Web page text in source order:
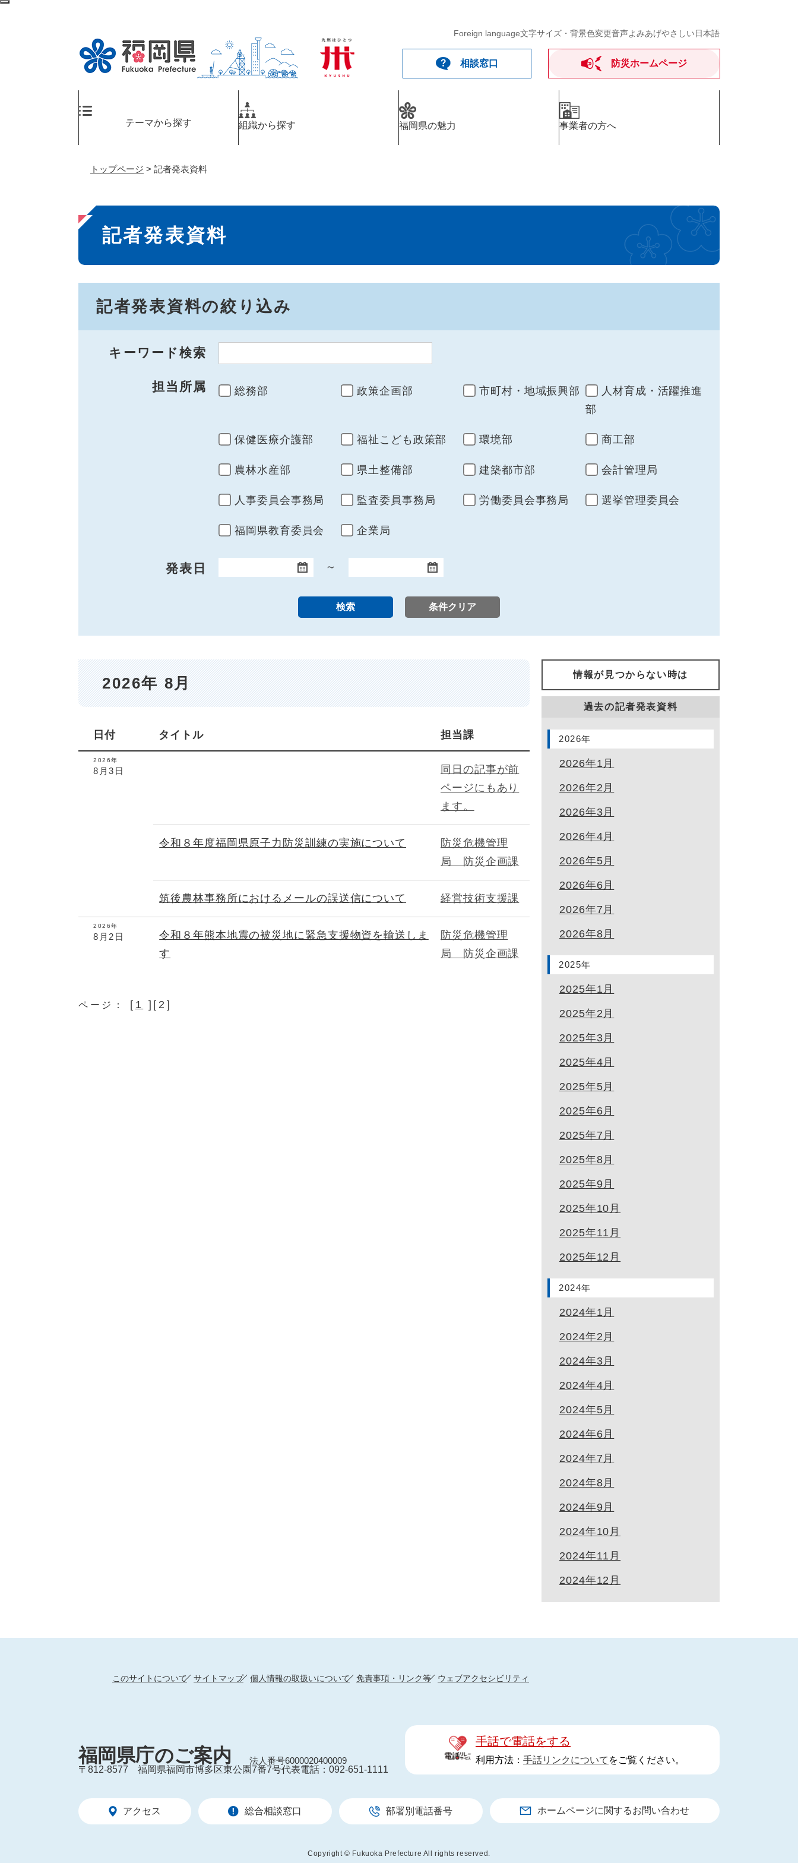
ペ
メ
Foreign language文字サイズ・背景色変更音声よみあげやさしい日本語
相談窓口 防災ホームページ
テーマから探す 組織から探す 福岡県の魅力 事業者の方へ
トップページ > 記者発表資料
本
文
記者発表資料
記者発表資料の絞り込み
キーワード検索
担当所属 総務部 政策企画部 市町村・地域振興部
人材育成・活躍推進
部
保健医療介護部 福祉こども政策部 環境部 商工部
農林水産部 県土整備部 建築都市部 会計管理局
人事委員会事務局 監査委員事務局 労働委員会事務局 選挙管理委員会
福岡県教育委員会 企業局
発表日
開始日
～
終了日
2026年 8月
日付 タイトル 担当課
2026年
8月3日
同日の記事が前
ページにもあり
ます。
令和８年度福岡県原子力防災訓練の実施について
防災危機管理
局 防災企画課
筑後農林事務所におけるメールの誤送信について 経営技術支援課
2026年
8月2日
令和８年熊本地震の被災地に緊急支援物資を輸送しま
す
防災危機管理
局 防災企画課
ページ： [ 1 ][2]
情報が見つからない時は
過去の記者発表資料
2026年
2026年1月
2026年2月
2026年3月
2026年4月
2026年5月
2026年6月
2026年7月
2026年8月
2025年
2025年1月
2025年2月
2025年3月
2025年4月
2025年5月
2025年6月
2025年7月
2025年8月
2025年9月
2025年10月
2025年11月
2025年12月
2024年
2024年1月
2024年2月
2024年3月
2024年4月
2024年5月
2024年6月
2024年7月
2024年8月
2024年9月
2024年10月
2024年11月
2024年12月
このサイトについて サイトマップ 個人情報の取扱いについて 免責事項・リンク等 ウェブアクセシビリティ
福岡県庁のご案内
法人番号6000020400009
〒812-8577
福岡県福岡市博多区東公園7番7号代表電話：092-651-1111
手話で電話をする
利用方法： 手話リンクについて をご覧ください。
アクセス 総合相談窓口 部署別電話番号 ホームページに関するお問い合わせ
Copyright © Fukuoka Prefecture All rights reserved.